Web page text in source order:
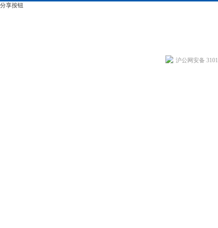
分享按钮
沪公网安备